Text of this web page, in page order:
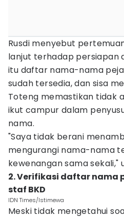
Rusdi menyebut
lanjut terhadap persiapan
itu daftar nama-nama
sudah tersedia, dan sisa
Toteng memastikan tidak
ikut campur dalam
nama.
"Saya tidak berani
mengurangi nama-nama
kewenangan sama sekali,"
2. Verifikasi daftar nama
staf BKD
IDN Times/Istimewa
Meski tidak mengetahui